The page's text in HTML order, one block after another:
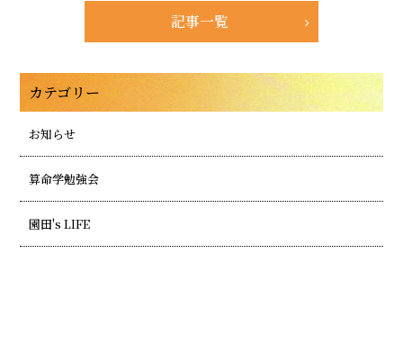
記事一覧
カテゴリー
お知らせ
算命学勉強会
園田's LIFE